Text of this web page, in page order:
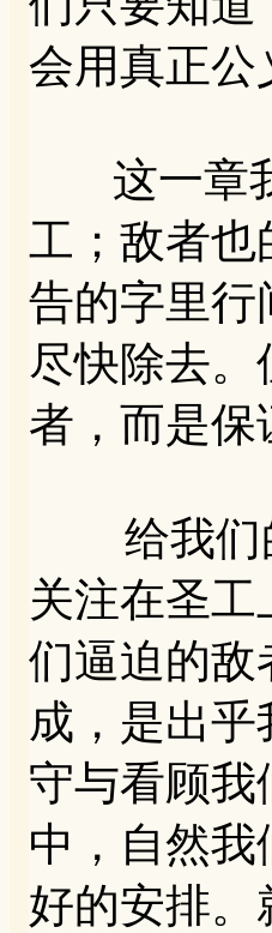
会用真正公
这一章我
工；敌者也
告的字里行
尽快除去。
者，而是保
给我们的
关注在圣
们逼迫的敌
成，是出乎
守与看顾我
中，自然
好的安排。